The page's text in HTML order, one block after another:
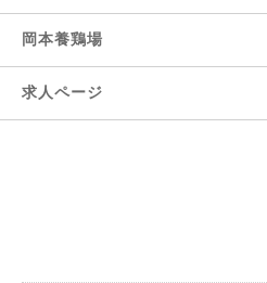
岡本養鶏場
求人ページ